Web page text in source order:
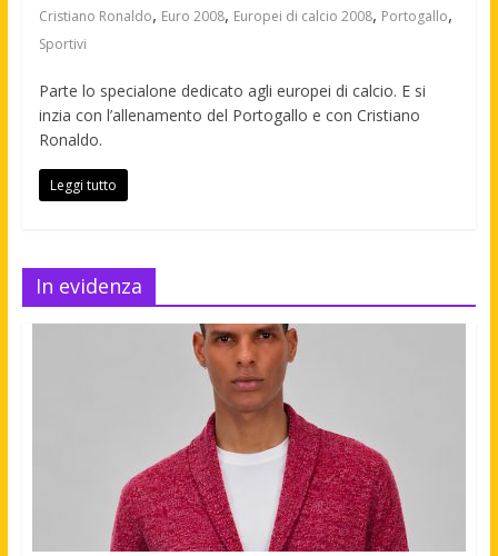
Cristiano Ronaldo, Euro 2008, Europei di calcio 2008, Portogallo,
Sportivi
Parte lo specialone dedicato agli europei di calcio. E si
inzia con l’allenamento del Portogallo e con Cristiano
Ronaldo.
Leggi tutto
In evidenza